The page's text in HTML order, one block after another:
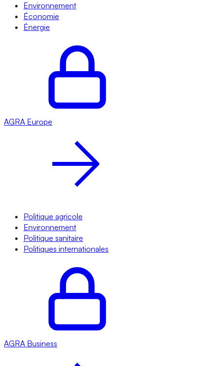
Environnement
Économie
Énergie
AGRA Europe
Politique agricole
Environnement
Politique sanitaire
Politiques internationales
AGRA Business